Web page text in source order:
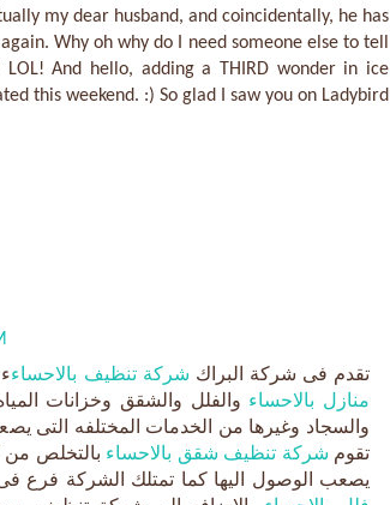
my dear husband, and coincidentally, he has
Why oh why do I need someone else to tell
And hello, adding a THIRD wonder in ice
this weekend. :) So glad I saw you on Ladybird
تقدم فى شركة البراك شركة تنظيف بالاحساء
منازل بالاحساء والفلل والشقق وخزانات
والسجاد وغيرها من الخدمات المختلفه التى
تقوم شركة تنظيف شقق بالاحساء بالتخلص من
يصعب الوصول اليها كما تمتلك الشركة فرع فى